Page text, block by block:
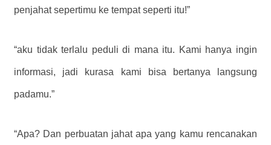
penjahat sepertimu ke tempat seperti itu!”
“aku tidak terlalu peduli di mana itu. Kami hanya ingin
informasi, jadi kurasa kami bisa bertanya langsung
padamu.”
“Apa? Dan perbuatan jahat apa yang kamu rencanakan